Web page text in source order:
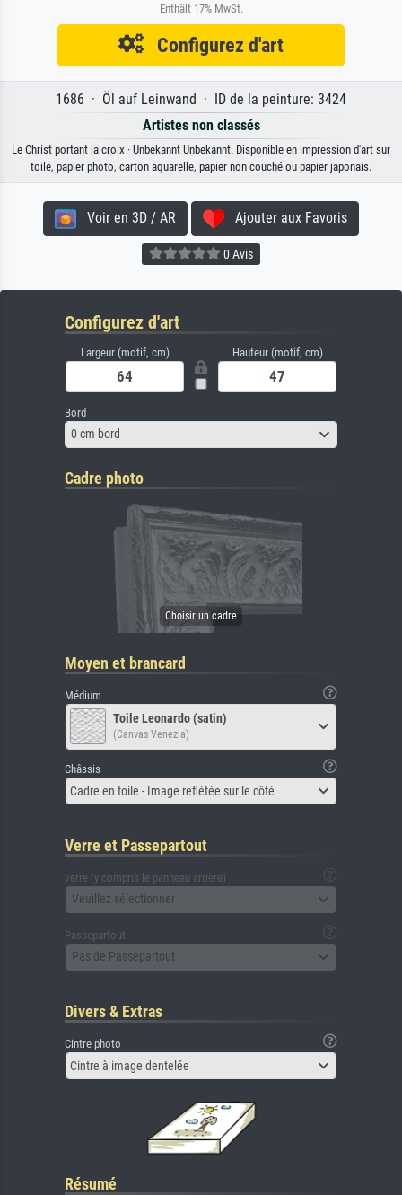
Enthält 17% MwSt.
Configurez d'art
1686 · Öl auf Leinwand · ID de la peinture: 3424
Artistes non classés
Le Christ portant la croix · Unbekannt Unbekannt. Disponible en impression d'art sur
toile, papier photo, carton aquarelle, papier non couché ou papier japonais.
Voir en 3D / AR Ajouter aux Favoris
0 Avis
Configurez d'art
Largeur (motif, cm) Hauteur (motif, cm)
Bord
0 cm bord
Cadre photo
Moyen et brancard
Médium
Toile Leonardo (satin)
(Canvas Venezia)
Châssis
Cadre en toile - Image reflétée sur le côté
Verre et Passepartout
verre (y compris le panneau arrière)
Veuillez sélectionner
Passepartout
Pas de Passepartout
Divers & Extras
Cintre photo
Cintre à image dentelée
Résumé